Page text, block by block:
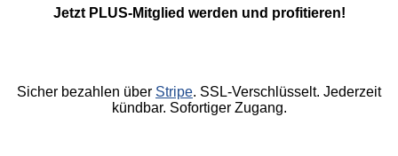
Jetzt PLUS-Mitglied werden und profitieren!
Sicher bezahlen über Stripe. SSL-Verschlüsselt. Jederzeit
kündbar. Sofortiger Zugang.